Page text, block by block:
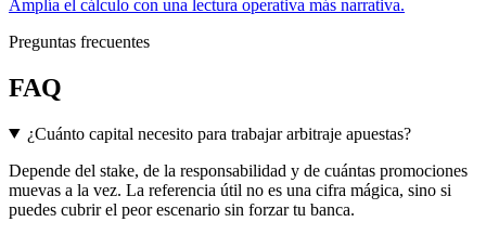
Amplía el cálculo con una lectura operativa más narrativa.
Preguntas frecuentes
FAQ
¿Cuánto capital necesito para trabajar arbitraje apuestas?
Depende del stake, de la responsabilidad y de cuántas promociones
muevas a la vez. La referencia útil no es una cifra mágica, sino si
puedes cubrir el peor escenario sin forzar tu banca.